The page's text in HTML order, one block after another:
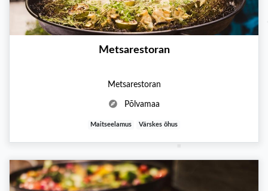
Metsarestoran
Metsarestoran
Põlvamaa
Maitseelamus Värskes õhus